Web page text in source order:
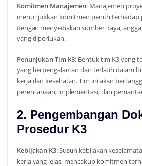
Komitmen Manajemen: Manajemen
menunjukkan komitmen penuh terhadap
dengan menyediakan sumber daya,
yang diperlukan.
Penunjukan Tim K3: Bentuk tim K3 yang
yang berpengalaman dan terlatih dalam
kerja dan kesehatan. Tim ini akan
perencanaan, implementasi, dan
2. Pengembangan
Prosedur K3
Kebijakan K3: Susun kebijakan
kerja yang jelas, mencakup komitmen